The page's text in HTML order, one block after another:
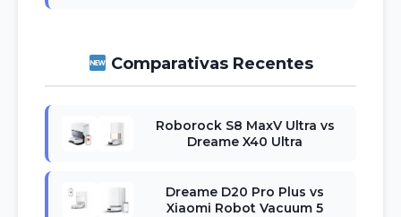
Comparativas Recentes
Roborock S8 MaxV Ultra vs
Dreame X40 Ultra
Dreame D20 Pro Plus vs
Xiaomi Robot Vacuum 5